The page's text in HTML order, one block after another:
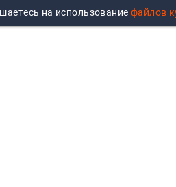
на использование